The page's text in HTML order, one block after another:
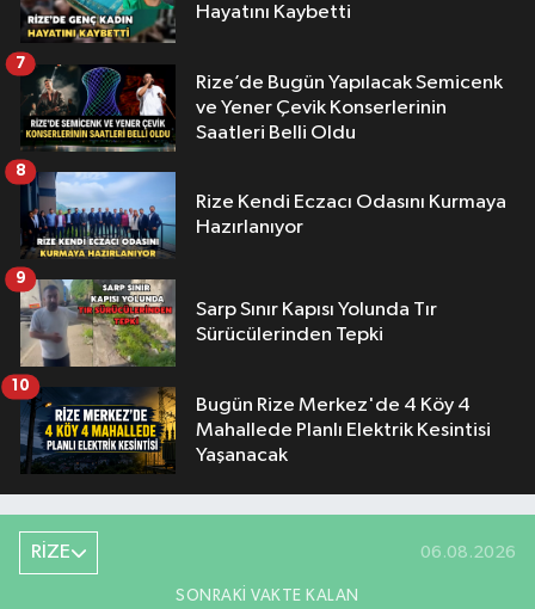
Hayatını Kaybetti
Rize’de Bugün Yapılacak Semicenk
ve Yener Çevik Konserlerinin
Saatleri Belli Oldu
7
Rize Kendi Eczacı Odasını Kurmaya
Hazırlanıyor
8
Sarp Sınır Kapısı Yolunda Tır
Sürücülerinden Tepki
9
Bugün Rize Merkez'de 4 Köy 4
Mahallede Planlı Elektrik Kesintisi
Yaşanacak
10
RİZE 06.08.2026
SONRAKI VAKTE KALAN